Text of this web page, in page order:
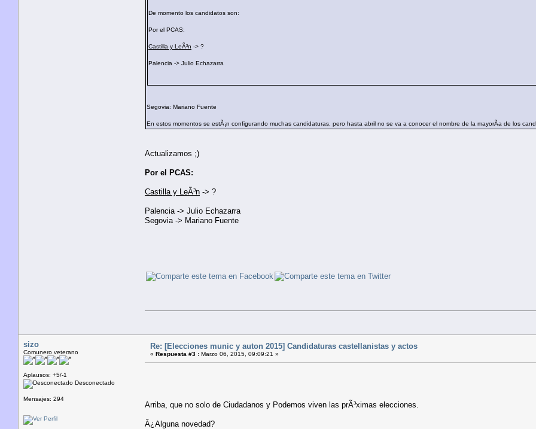
De momento los candidatos son:
Por el PCAS:
Castilla y LeÃ³n -> ?
Palencia -> Julio Echazarra
Segovia: Mariano Fuente
En estos momentos se estÃ¡n configurando muchas candidaturas, pero hasta abril no se va a conocer el nombre de la mayorÃ­a de los
Actualizamos ;)
Por el PCAS:
Castilla y LeÃ³n -> ?
Palencia -> Julio Echazarra
Segovia -> Mariano Fuente
sizo
Comunero veterano
Aplausos: +5/-1
Desconectado
Mensajes: 294
Re: [Elecciones munic y auton 2015] Candidaturas castellanistas y actos
« Respuesta #3 : Marzo 06, 2015, 09:09:21 »
Arriba, que no solo de Ciudadanos y Podemos viven las prÃ³ximas elecciones.
Â¿Alguna novedad?